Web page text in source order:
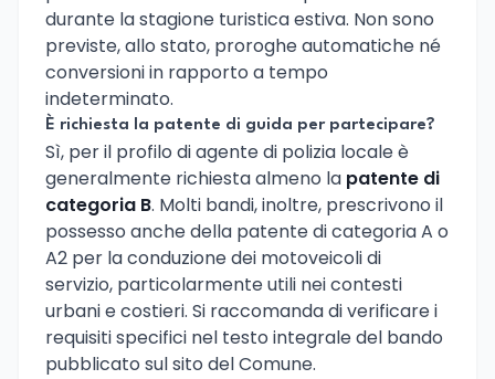
durante la stagione turistica estiva. Non sono
previste, allo stato, proroghe automatiche né
conversioni in rapporto a tempo
indeterminato.
È richiesta la patente di guida per partecipare?
Sì, per il profilo di agente di polizia locale è
generalmente richiesta almeno la patente di
categoria B. Molti bandi, inoltre, prescrivono il
possesso anche della patente di categoria A o
A2 per la conduzione dei motoveicoli di
servizio, particolarmente utili nei contesti
urbani e costieri. Si raccomanda di verificare i
requisiti specifici nel testo integrale del bando
pubblicato sul sito del Comune.